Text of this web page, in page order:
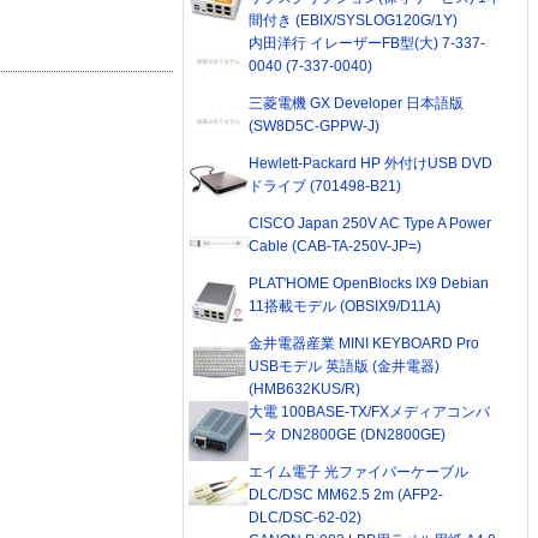
間付き (EBIX/SYSLOG120G/1Y)
内田洋行 イレーザーFB型(大) 7-337-
0040 (7-337-0040)
三菱電機 GX Developer 日本語版
(SW8D5C-GPPW-J)
Hewlett-Packard HP 外付けUSB DVD
ドライブ (701498-B21)
CISCO Japan 250V AC Type A Power
Cable (CAB-TA-250V-JP=)
PLAT'HOME OpenBlocks IX9 Debian
11搭載モデル (OBSIX9/D11A)
金井電器産業 MINI KEYBOARD Pro
USBモデル 英語版 (金井電器)
(HMB632KUS/R)
大電 100BASE-TX/FXメディアコンバ
ータ DN2800GE (DN2800GE)
エイム電子 光ファイバーケーブル
DLC/DSC MM62.5 2m (AFP2-
DLC/DSC-62-02)